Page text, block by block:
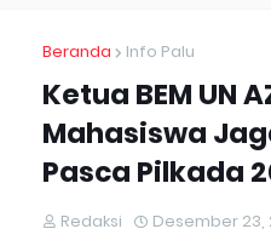
Beranda Info Palu
Ketua BEM UN
Mahasiswa
Pasca Pilkada
Redaksi Desember 23,